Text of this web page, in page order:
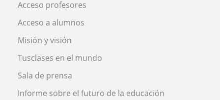
Acceso profesores
Acceso a alumnos
Misión y visión
Tusclases en el mundo
Sala de prensa
Informe sobre el futuro de la educación